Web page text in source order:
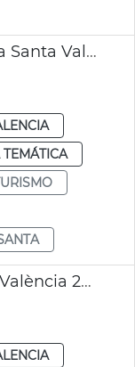
Ocupación hotelera Semana Santa València
Presentación Cuina Oberta València 2026